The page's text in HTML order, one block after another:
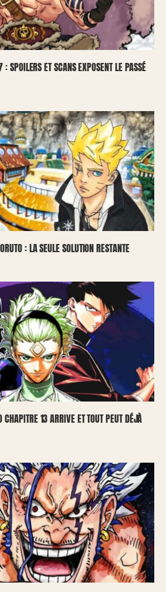
SPOILERS ET SCANS EXPOSENT LE PASSÉ
: LA SEULE SOLUTION RESTANTE
13 ARRIVE ET TOUT PEUT DÉJÀ